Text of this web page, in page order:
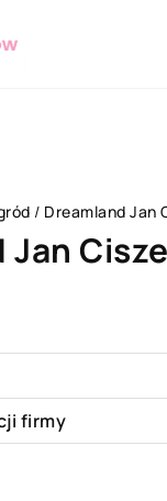
/ Dreamland Jan
Jan
firmy